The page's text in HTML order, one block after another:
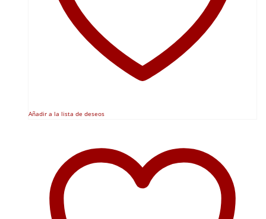
Añadir a la lista de deseos